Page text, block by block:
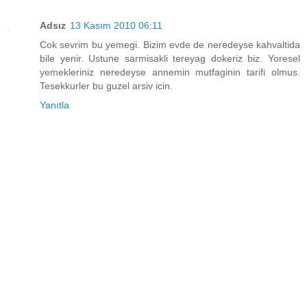
Adsız 13 Kasım 2010 06:11
Cok sevrim bu yemegi. Bizim evde de neredeyse kahvaltida
bile yenir. Ustune sarmisakli tereyag dokeriz biz. Yoresel
yemekleriniz neredeyse annemin mutfaginin tarifi olmus.
Tesekkurler bu guzel arsiv icin.
Yanıtla